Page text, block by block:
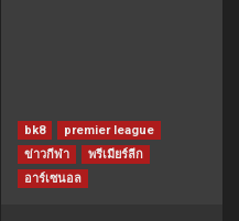
bk8
premier league
ข่าวกีฬา
พรีเมียร์ลีก
อาร์เซนอล